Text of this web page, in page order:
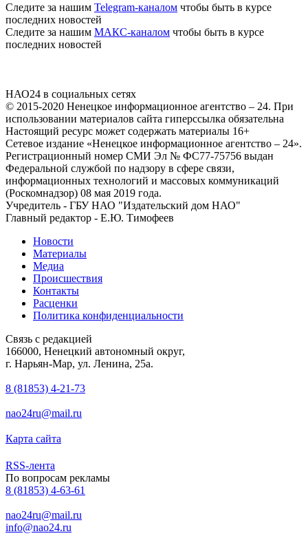
Следите за нашим Telegram-каналом чтобы быть в курсе
последних новостей
Следите за нашим МАКС-каналом чтобы быть в курсе
последних новостей
НАО24 в социальных сетях
© 2015-2020 Ненецкое информационное агентство – 24. При
использовании материалов сайта гиперссылка обязательна
Настоящий ресурс может содержать материалы 16+
Сетевое издание «Ненецкое информационное агентство – 24».
Регистрационный номер СМИ Эл № ФС77-75756 выдан
Федеральной службой по надзору в сфере связи,
информационных технологий и массовых коммуникаций
(Роскомнадзор) 08 мая 2019 года.
Учредитель - ГБУ НАО "Издательский дом НАО"
Главный редактор - Е.Ю. Тимофеев
Новости
Материалы
Медиа
Происшествия
Контакты
Расценки
Политика конфиденциальности
Связь с редакцией
166000, Ненецкий автономный округ,
г. Нарьян-Мар, ул. Ленина, 25а.
8 (81853) 4-21-73
nao24ru@mail.ru
Карта сайта
RSS-лента
По вопросам рекламы
8 (81853) 4-63-61
nao24ru@mail.ru
info@nao24.ru